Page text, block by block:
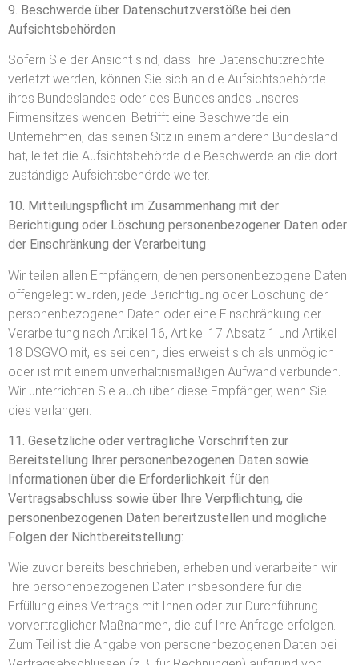
9. Beschwerde über Datenschutzverstöße bei den
Aufsichtsbehörden
Sofern Sie der Ansicht sind, dass Ihre Datenschutzrechte
verletzt werden, können Sie sich an die Aufsichtsbehörde
ihres Bundeslandes oder des Bundeslandes unseres
Firmensitzes wenden. Betrifft eine Beschwerde ein
Unternehmen, das seinen Sitz in einem anderen Bundesland
hat, leitet die Aufsichtsbehörde die Beschwerde an die dort
zuständige Aufsichtsbehörde weiter.
10. Mitteilungspflicht im Zusammenhang mit der
Berichtigung oder Löschung personenbezogener Daten oder
der Einschränkung der Verarbeitung
Wir teilen allen Empfängern, denen personenbezogene Daten
offengelegt wurden, jede Berichtigung oder Löschung der
personenbezogenen Daten oder eine Einschränkung der
Verarbeitung nach Artikel 16, Artikel 17 Absatz 1 und Artikel
18 DSGVO mit, es sei denn, dies erweist sich als unmöglich
oder ist mit einem unverhältnismäßigen Aufwand verbunden.
Wir unterrichten Sie auch über diese Empfänger, wenn Sie
dies verlangen.
11. Gesetzliche oder vertragliche Vorschriften zur
Bereitstellung Ihrer personenbezogenen Daten sowie
Informationen über die Erforderlichkeit für den
Vertragsabschluss sowie über Ihre Verpflichtung, die
personenbezogenen Daten bereitzustellen und mögliche
Folgen der Nichtbereitstellung:
Wie zuvor bereits beschrieben, erheben und verarbeiten wir
Ihre personenbezogenen Daten insbesondere für die
Erfüllung eines Vertrags mit Ihnen oder zur Durchführung
vorvertraglicher Maßnahmen, die auf Ihre Anfrage erfolgen.
Zum Teil ist die Angabe von personenbezogenen Daten bei